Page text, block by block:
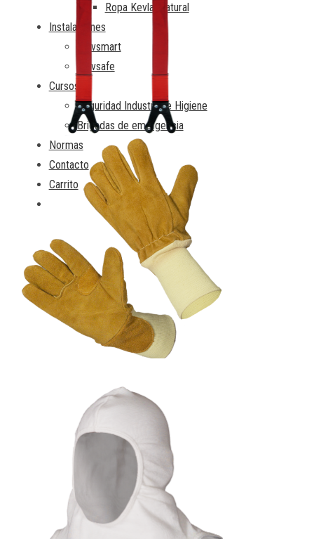
Ropa Kevlar natural
Instalaciones
Travsmart
Travsafe
Cursos
Seguridad Industrial e Higiene
Brigadas de emergencia
Normas
Contacto
Carrito